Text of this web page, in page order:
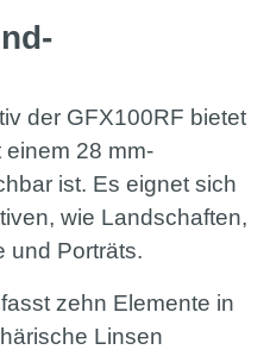
der GFX100RF bietet
einem 28 mm-
ist. Es eignet sich
wie Landschaften,
und Porträts.
zehn Elemente in
Linsen